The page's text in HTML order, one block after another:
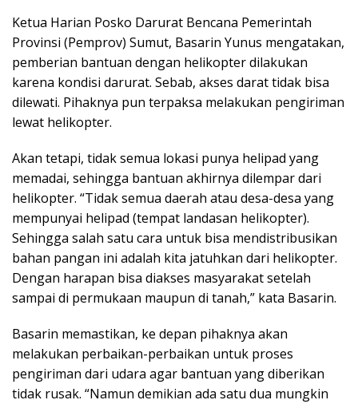
Ketua Harian Posko Darurat Bencana Pemerintah
Provinsi (Pemprov) Sumut, Basarin Yunus mengatakan,
pemberian bantuan dengan helikopter dilakukan
karena kondisi darurat. Sebab, akses darat tidak bisa
dilewati. Pihaknya pun terpaksa melakukan pengiriman
lewat helikopter.
Akan tetapi, tidak semua lokasi punya helipad yang
memadai, sehingga bantuan akhirnya dilempar dari
helikopter. “Tidak semua daerah atau desa-desa yang
mempunyai helipad (tempat landasan helikopter).
Sehingga salah satu cara untuk bisa mendistribusikan
bahan pangan ini adalah kita jatuhkan dari helikopter.
Dengan harapan bisa diakses masyarakat setelah
sampai di permukaan maupun di tanah,” kata Basarin.
Basarin memastikan, ke depan pihaknya akan
melakukan perbaikan-perbaikan untuk proses
pengiriman dari udara agar bantuan yang diberikan
tidak rusak. “Namun demikian ada satu dua mungkin